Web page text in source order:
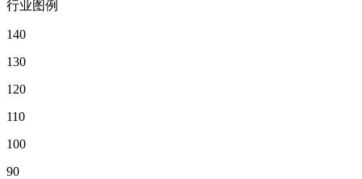
行业图例
140
130
120
110
100
90